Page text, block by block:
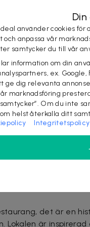
i alla sittningar
vegetariska och
Medborgarplatsen
och
Live´s
lunch-tid samt
3 år. Barn 4-12 år:
innan avtalad tid
det är en
är inspirerad
deal använder cookies
och anpassa vår
samtycker du till vår
information om din
ex. Google,
ge dig relevanta
marknadsföring
samtycker”. Om du inte
helst återkalla ditt
Integritetspolicy